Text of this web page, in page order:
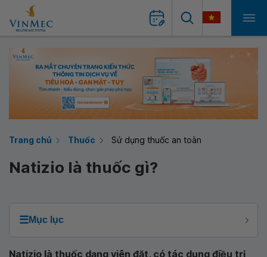
Trang chủ Thuốc Sử dụng thuốc an toàn
Natizio là thuốc gì?
☰Mục lục
Natizio là thuốc dạng viên đặt, có tác dụng điều trị